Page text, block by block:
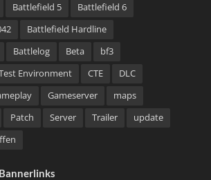
Battlefield 5
Battlefield 6
Battlefield Hardline
Battlelog Beta
bf3
Environment
CTE
DLC
Gameserver
maps
Patch Server Trailer
update